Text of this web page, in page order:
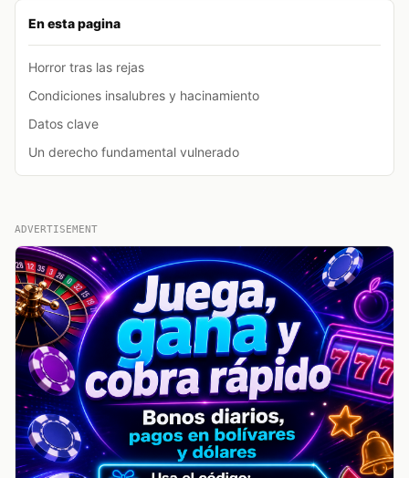
En esta pagina
Horror tras las rejas
Condiciones insalubres y hacinamiento
Datos clave
Un derecho fundamental vulnerado
ADVERTISEMENT